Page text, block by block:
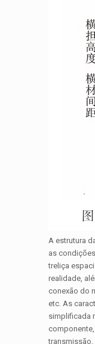
A estrutura
as
treliça
realidade,
conexão do
etc. As
simplificada